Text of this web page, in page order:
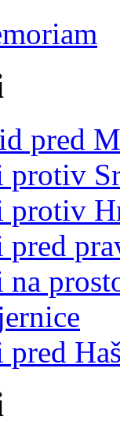
pred
protiv
protiv
pred
na
pred